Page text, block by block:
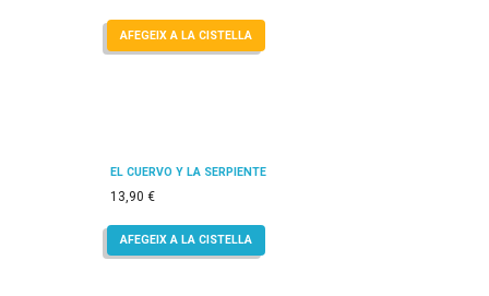
AFEGEIX A LA CISTELLA
EL CUERVO Y LA SERPIENTE
13,90 €
AFEGEIX A LA CISTELLA